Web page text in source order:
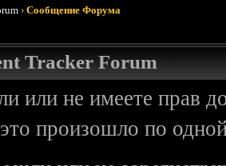
›Сообщение Форума
Tracker Forum
или не имеете прав
произошло по